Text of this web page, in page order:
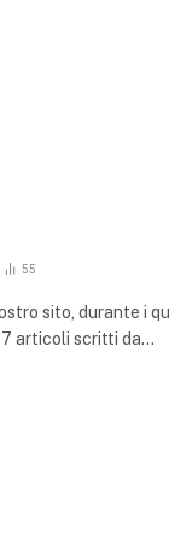
55
sito, durante i
articoli scritti da…